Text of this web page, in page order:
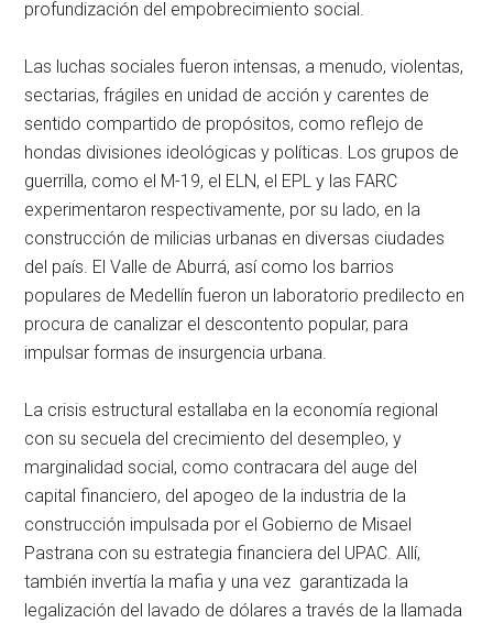
profundización del empobrecimiento social.
Las luchas sociales fueron intensas, a menudo, violentas,
sectarias, frágiles en unidad de acción y carentes de
sentido compartido de propósitos, como reflejo de
hondas divisiones ideológicas y políticas. Los grupos de
guerrilla, como el M-19, el ELN, el EPL y las FARC
experimentaron respectivamente, por su lado, en la
construcción de milicias urbanas en diversas ciudades
del país. El Valle de Aburrá, así como los barrios
populares de Medellín fueron un laboratorio predilecto en
procura de canalizar el descontento popular, para
impulsar formas de insurgencia urbana.
La crisis estructural estallaba en la economía regional
con su secuela del crecimiento del desempleo, y
marginalidad social, como contracara del auge del
capital financiero, del apogeo de la industria de la
construcción impulsada por el Gobierno de Misael
Pastrana con su estrategia financiera del UPAC. Allí,
también invertía la mafia y una vez garantizada la
legalización del lavado de dólares a través de la llamada